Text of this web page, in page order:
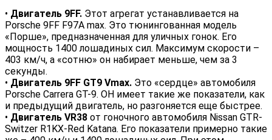
• Двигатель 9FF. Этот агрегат устанавливается на
Porsche 9FF F97A max. Это тюнингованная модель
«Порше», предназначенная для уличных гонок. Его
мощность 1400 лошадиных сил. Максимум скорости –
403 км/ч, а «сотню» он набирает меньше, чем за 3
секунды.
• Двигатель 9FF GT9 Vmax. Это «сердце» автомобиля
Porsche Carrera GT-9. ОН имеет такие же показатели, как
и предыдущий двигатель, но разгоняется еще быстрее.
• Двигатель VR38 от гоночного автомобиля Nissan GTR-
Switzer R1KX-Red Katana. Его показатели примерно такие